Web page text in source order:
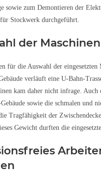
sowie zum Demontieren der
Stockwerk durchgeführt.
der Maschinen
für die Auswahl der
verläuft eine U-Bahn-
kam daher nicht infrage.
sowie die schmalen und
Tragfähigkeit der
Gewicht durften die